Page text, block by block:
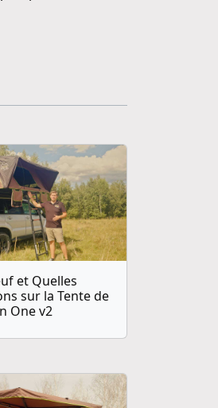
et Quelles
sur la Tente de
One v2